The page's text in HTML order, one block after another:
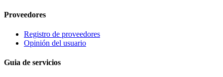
Proveedores
Registro de proveedores
Opinión del usuario
Guia de servicios